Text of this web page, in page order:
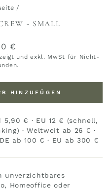
/
- SMALL
€
und exkl. MwSt für Nicht-
HINZUFÜGEN
€ · EU 12 € (schnell,
· Weltweit ab 26 € ·
ab 100 € · EU ab 300 €
unverzichtbares
Homeoffice oder